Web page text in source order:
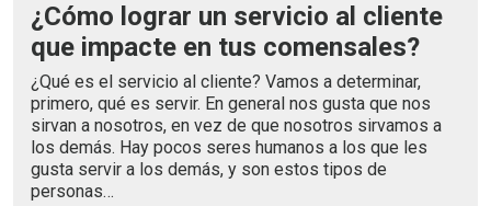
¿Cómo lograr un servicio al cliente
que impacte en tus comensales?
¿Qué es el servicio al cliente? Vamos a determinar,
primero, qué es servir. En general nos gusta que nos
sirvan a nosotros, en vez de que nosotros sirvamos a
los demás. Hay pocos seres humanos a los que les
gusta servir a los demás, y son estos tipos de
personas…